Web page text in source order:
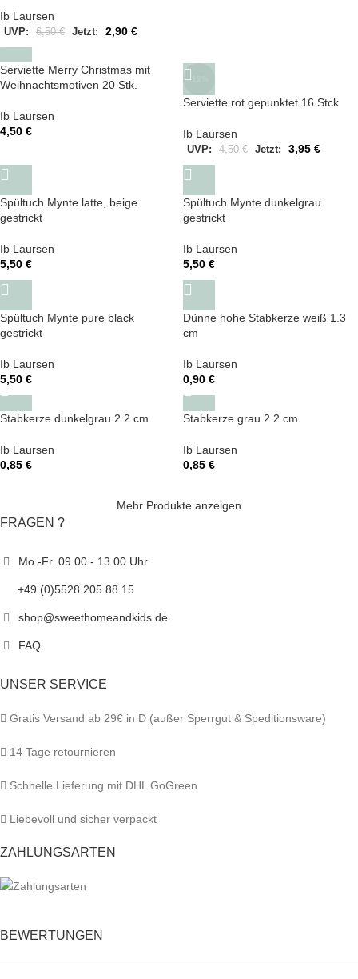
Ib Laursen
UVP: 6,50€ Jetzt: 2,90 €
Serviette Merry Christmas mit
Weihnachtsmotiven 20 Stk.
Ib Laursen
4,50 €
-12%
Serviette rot gepunktet 16 Stck
Ib Laursen
UVP: 4,50€ Jetzt: 3,95 €
Spültuch Mynte latte, beige
gestrickt
Ib Laursen
5,50 €
Spültuch Mynte dunkelgrau
gestrickt
Ib Laursen
5,50 €
Spültuch Mynte pure black
gestrickt
Ib Laursen
5,50 €
Dünne hohe Stabkerze weiß 1.3
cm
Ib Laursen
0,90 €
Stabkerze dunkelgrau 2.2 cm
Ib Laursen
0,85 €
Stabkerze grau 2.2 cm
Ib Laursen
0,85 €
Mehr Produkte anzeigen
FRAGEN ?
Mo.-Fr. 09.00 - 13.00 Uhr
+49 (0)5528 205 88 15
shop@sweethomeandkids.de
FAQ
UNSER SERVICE
Gratis Versand ab 29€ in D (außer Sperrgut & Speditionsware)
14 Tage retournieren
Schnelle Lieferung mit DHL GoGreen
Liebevoll und sicher verpackt
ZAHLUNGSARTEN
BEWERTUNGEN